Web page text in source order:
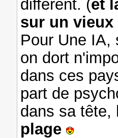
différent. (et
sur un
Pour Une IA,
on dort
dans ces
part de
dans sa tête,
plage